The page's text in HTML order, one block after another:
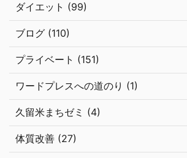
ダイエット (99)
ブログ (110)
プライベート (151)
ワードプレスへの道のり (1)
久留米まちゼミ (4)
体質改善 (27)